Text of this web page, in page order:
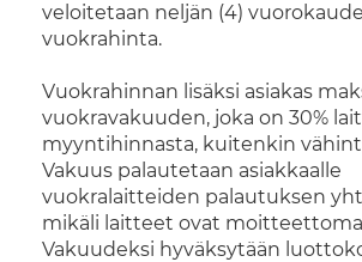
veloitetaan neljän (4)
vuokrahinta.
Vuokrahinnan lisäksi asiakas
vuokravakuuden, joka on 30%
myyntihinnasta, kuitenkin
Vakuus palautetaan asiakkaalle
vuokralaitteiden palautuksen
mikäli laitteet ovat
Vakuudeksi hyväksytään